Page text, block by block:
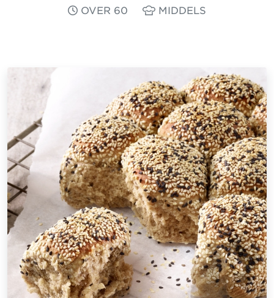
OVER 60 MIDDELS